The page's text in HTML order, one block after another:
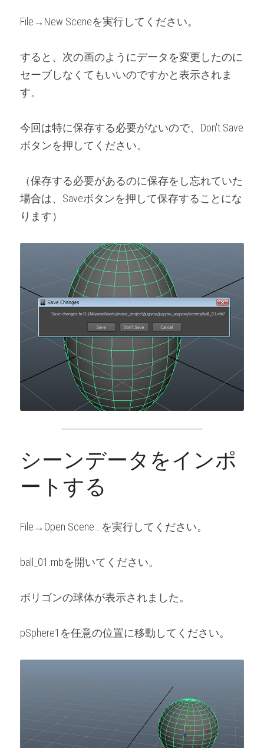
File→New Sceneを実行してください。
すると、次の画のようにデータを変更したのに
セーブしなくてもいいのですかと表示されま
す。
今回は特に保存する必要がないので、Don't Save
ボタンを押してください。
（保存する必要があるのに保存をし忘れていた
場合は、Saveボタンを押して保存することにな
ります）
シーンデータをインポ
ートする
File→Open Scene...を実行してください。
ball_01.mbを開いてください。
ポリゴンの球体が表示されました。
pSphere1を任意の位置に移動してください。